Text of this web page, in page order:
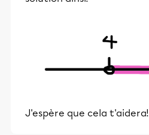
J'espère que cela t'aidera!